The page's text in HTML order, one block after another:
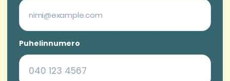
Puhelinnumero